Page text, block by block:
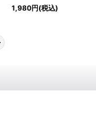
1,980円(税込)